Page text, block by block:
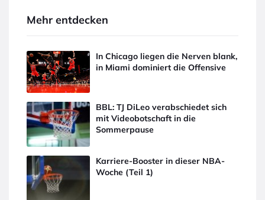
Mehr entdecken
In Chicago liegen die Nerven blank,
in Miami dominiert die Offensive
BBL: TJ DiLeo verabschiedet sich
mit Videobotschaft in die
Sommerpause
Karriere-Booster in dieser NBA-
Woche (Teil 1)